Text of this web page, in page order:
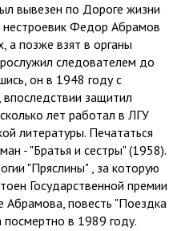
вывезен по Дороге жизни
Федор Абрамов
а позже взят в органы
следователем до
он в 1948 году с
защитил
лет работал в ЛГУ
литературы. Печататься
- "Братья и сестры" (1958).
"Пряслины" , за которую
Государственной премии
повесть "Поездка
в 1989 году.